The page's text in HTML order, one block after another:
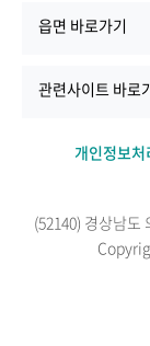
읍면 바로가기
관련사이트 바로
개인정보처
(52140) 경상남도